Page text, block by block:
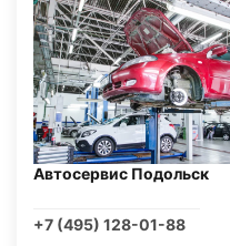
Автосервис Подольск
+7 (495) 128-01-88